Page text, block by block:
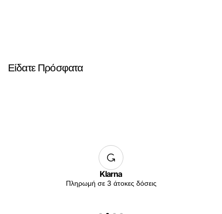
Είδατε Πρόσφατα
Klarna
Πληρωμή σε 3 άτοκες δόσεις